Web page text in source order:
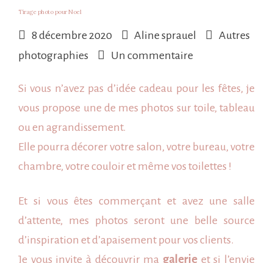
Tirage photo pour Noel
8 décembre 2020 Aline sprauel
Autres
photographies
Un commentaire
photo
pour
Si vous n’avez pas d’idée cadeau pour les fêtes, je
vous propose une de mes photos sur toile, tableau
ou en agrandissement.
Elle pourra décorer votre salon, votre bureau, votre
chambre, votre couloir et même vos toilettes !
Et si vous êtes commerçant et avez une salle
d’attente, mes photos seront une belle source
d’inspiration et d’apaisement pour vos clients.
Je vous invite à découvrir ma galerie et si l’envie